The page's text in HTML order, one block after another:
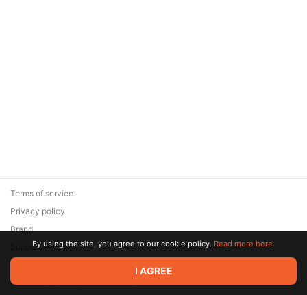
© 2026 Zaya Solutions Limited. All rights reserved. All trademarks
are the property of their respective owners.
Terms of service
Privacy policy
Brand
SupportBy using the site, you agree to our cookie policy. Read more here.
I AGREE